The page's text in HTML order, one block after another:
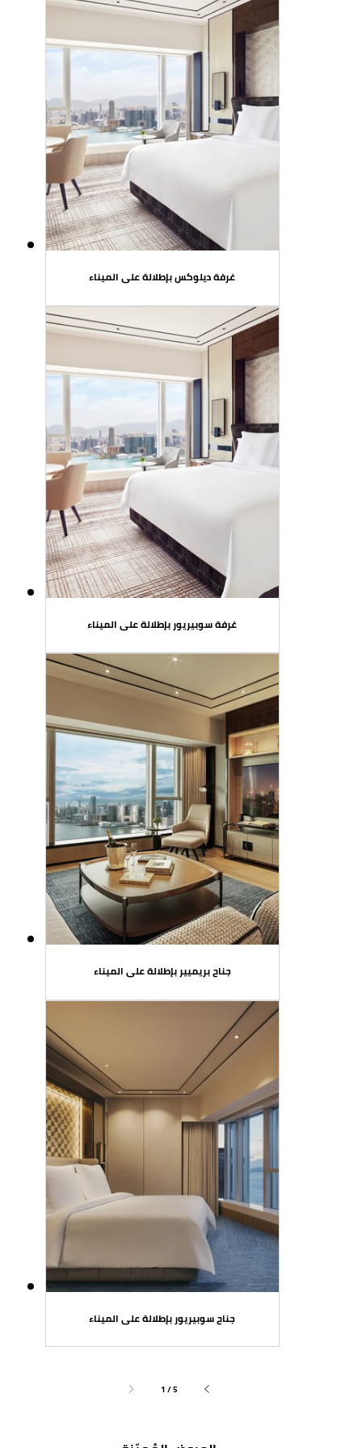
غرفة ديلوكس بإطلالة على الميناء
غرفة سوبيريور بإطلالة على الميناء
جناح بريميير بإطلالة على الميناء
جناح سوبيريور بإطلالة على الميناء
1 / 5